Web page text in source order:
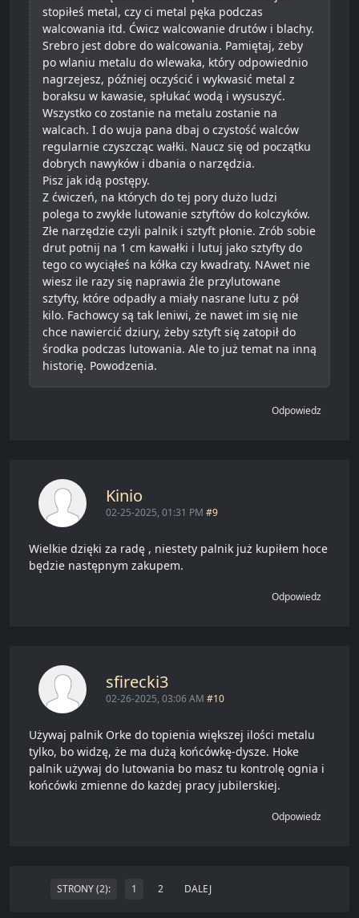
stopiłeś metal, czy ci metal pęka podczas
walcowania itd. Ćwicz walcowanie drutów i blachy.
Srebro jest dobre do walcowania. Pamiętaj, żeby
po wlaniu metalu do wlewaka, który odpowiednio
nagrzejesz, później oczyścić i wykwasić metal z
boraksu w kawasie, spłukać wodą i wysuszyć.
Wszystko co zostanie na metalu zostanie na
walcach. I do wuja pana dbaj o czystość walców
regularnie czyszcząc wałki. Naucz się od początku
dobrych nawyków i dbania o narzędzia.
Pisz jak idą postępy.
Z ćwiczeń, na których do tej pory dużo ludzi
polega to zwykłe lutowanie sztyftów do kolczyków.
Złe narzędzie czyli palnik i sztyft płonie. Zrób sobie
drut potnij na 1 cm kawałki i lutuj jako sztyfty do
tego co wyciąłeś na kółka czy kwadraty. NAwet nie
wiesz ile razy się naprawia źle przylutowane
sztyfty, które odpadły a miały nasrane lutu z pół
kilo. Fachowcy są tak leniwi, że nawet im się nie
chce nawiercić dziury, żeby sztyft się zatopił do
środka podczas lutowania. Ale to już temat na inną
historię. Powodzenia.
Odpowiedz
Kinio
02-25-2025, 01:31 PM #9
Wielkie dzięki za radę , niestety palnik już kupiłem hoce
będzie następnym zakupem.
Odpowiedz
sfirecki3
02-26-2025, 03:06 AM #10
Używaj palnik Orke do topienia większej ilości metalu
tylko, bo widzę, że ma dużą końcówkę-dysze. Hoke
palnik używaj do lutowania bo masz tu kontrolę ognia i
końcówki zmienne do każdej pracy jubilerskiej.
Odpowiedz
STRONY (2): 1 2 DALEJ